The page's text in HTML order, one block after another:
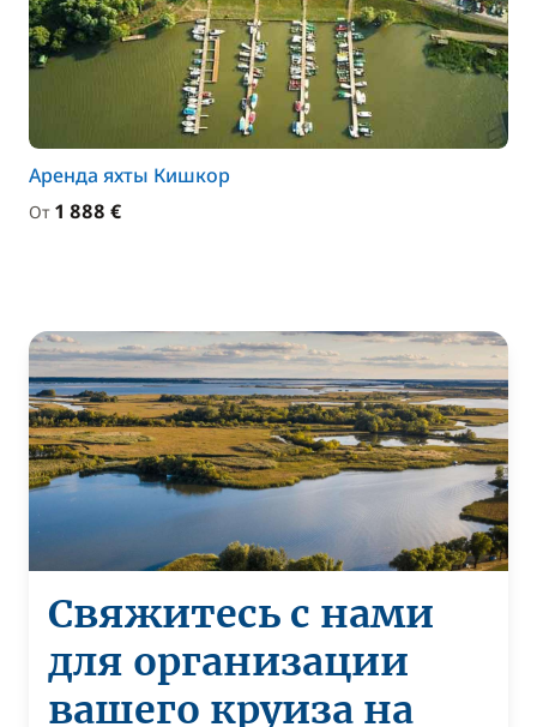
Аренда яхты Кишкор
От 1 888 €
Свяжитесь с нами
для организации
вашего круиза на